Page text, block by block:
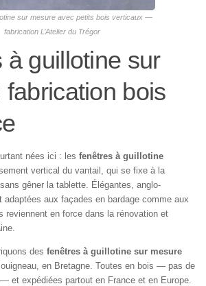
sur mesure avec petits bois verticaux —
fabrication L’Atelier du Trégor
à guillotine sur
fabrication bois
nées ici : les fenêtres à guillotine
vertical du vantail, qui se fixe à la
gêner la tablette. Élégantes, anglo-
adaptées aux façades en bardage comme aux
reviennent en force dans la rénovation et
des fenêtres à guillotine sur mesure
en Bretagne. Toutes en bois — pas de
et expédiées partout en France et en Europe.